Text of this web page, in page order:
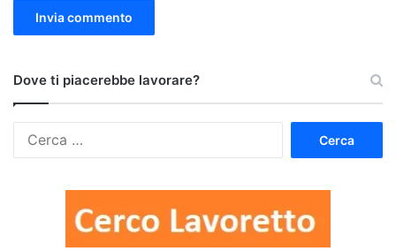
Dove ti piacerebbe lavorare?